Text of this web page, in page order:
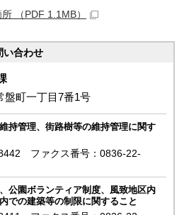
（PDF 1.1MB）
い合わせ
町一丁目7番1号
持管理、街路樹等の維持管理に関す
ファクス番号：0836-22-
公園ボランティア制度、風致地区内
での建築等の制限に関すること